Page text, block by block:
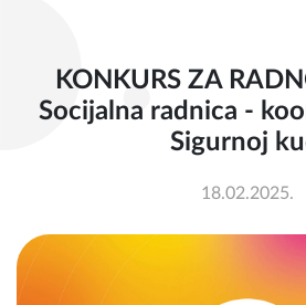
KONKURS ZA
Socijalna radnica -
Sigurnoj
18.02.2025.